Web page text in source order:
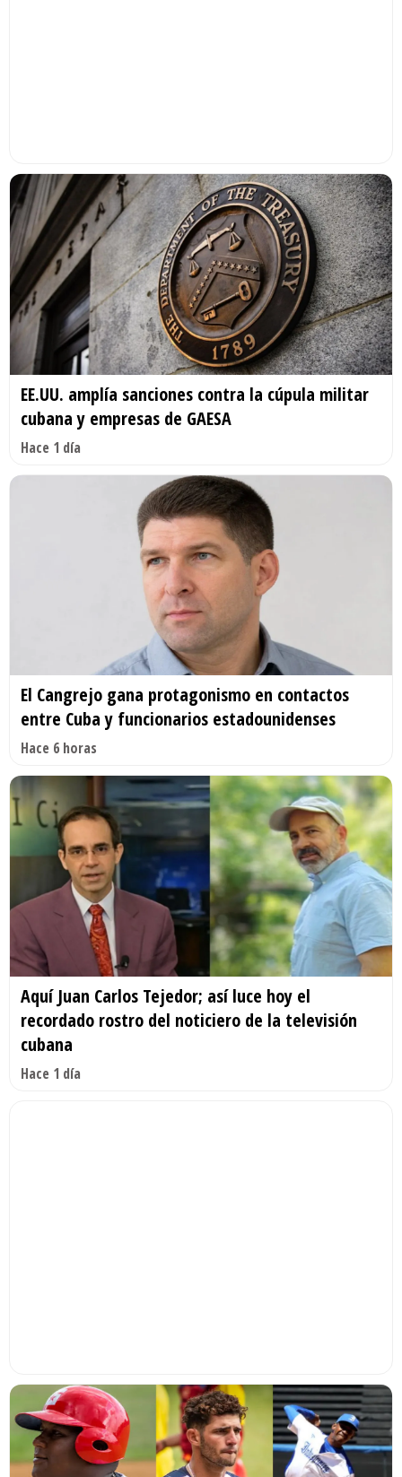
EE.UU. amplía sanciones contra la cúpula militar
cubana y empresas de GAESA
Hace 1 día
El Cangrejo gana protagonismo en contactos
entre Cuba y funcionarios estadounidenses
Hace 6 horas
Aquí Juan Carlos Tejedor; así luce hoy el
recordado rostro del noticiero de la televisión
cubana
Hace 1 día